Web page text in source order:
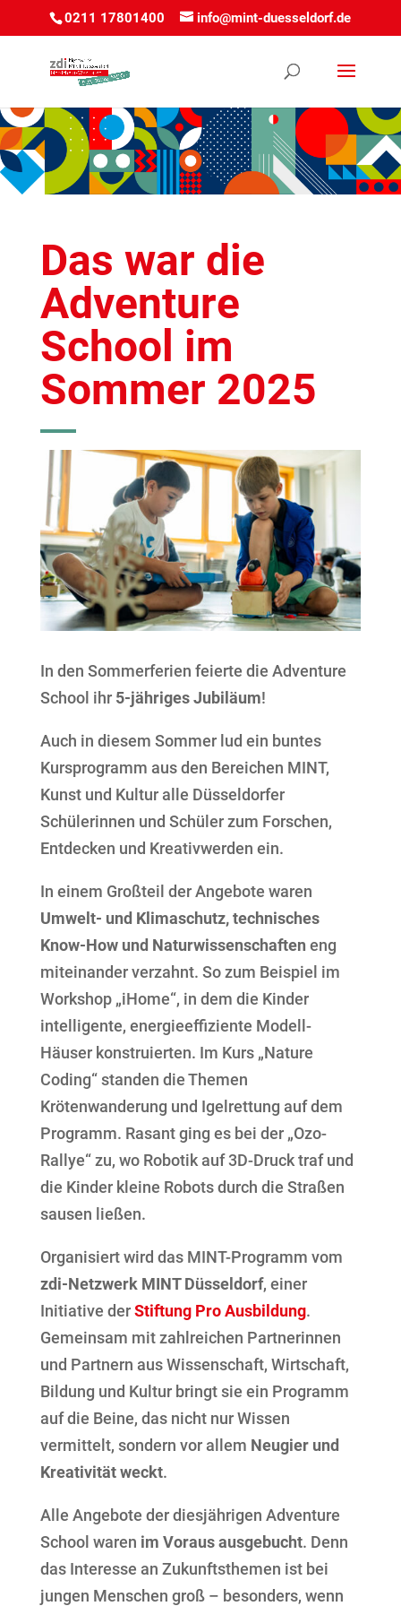
0211 17801400 info@mint-duesseldorf.de
Das war die
Adventure
School im
Sommer 2025
In den Sommerferien feierte die Adventure
School ihr 5-jähriges Jubiläum!
Auch in diesem Sommer lud ein buntes
Kursprogramm aus den Bereichen MINT,
Kunst und Kultur alle Düsseldorfer
Schülerinnen und Schüler zum Forschen,
Entdecken und Kreativwerden ein.
In einem Großteil der Angebote waren
Umwelt- und Klimaschutz, technisches
Know-How und Naturwissenschaften eng
miteinander verzahnt. So zum Beispiel im
Workshop „iHome“, in dem die Kinder
intelligente, energieeffiziente Modell-
Häuser konstruierten. Im Kurs „Nature
Coding“ standen die Themen
Krötenwanderung und Igelrettung auf dem
Programm. Rasant ging es bei der „Ozo-
Rallye“ zu, wo Robotik auf 3D-Druck traf und
die Kinder kleine Robots durch die Straßen
sausen ließen.
Organisiert wird das MINT-Programm vom
zdi-Netzwerk MINT Düsseldorf, einer
Initiative der Stiftung Pro Ausbildung.
Gemeinsam mit zahlreichen Partnerinnen
und Partnern aus Wissenschaft, Wirtschaft,
Bildung und Kultur bringt sie ein Programm
auf die Beine, das nicht nur Wissen
vermittelt, sondern vor allem Neugier und
Kreativität weckt.
Alle Angebote der diesjährigen Adventure
School waren im Voraus ausgebucht. Denn
das Interesse an Zukunftsthemen ist bei
jungen Menschen groß – besonders, wenn